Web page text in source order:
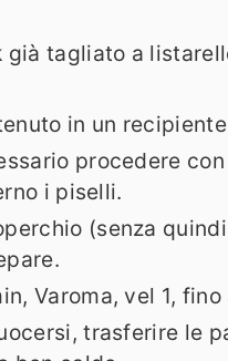
tagliato a
in un
procedere
i piselli.
(senza
Varoma, vel 1,
trasferire le